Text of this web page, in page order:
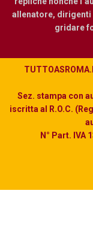
allenatore, dirigenti
gridare
Sez. stampa con
iscritta al R.O.C.
N° Part. IVA